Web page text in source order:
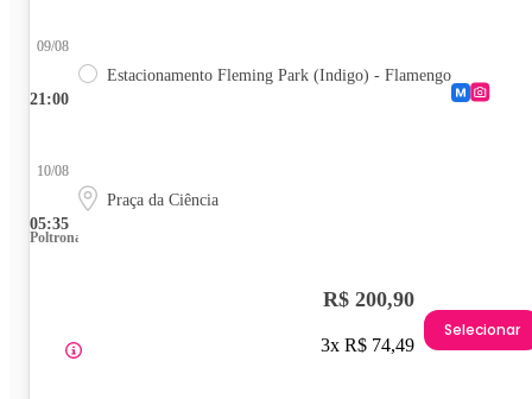
21:00
09/08
Estacionamento Fleming Park (Indigo) - Flamengo
05:35
10/08
Praça da Ciência
Poltrona
R$ 200,90
3x R$ 74,49
Selecionar